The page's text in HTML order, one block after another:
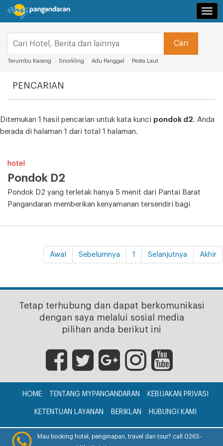
Terumbu Karang Snorkling Adu Panggal Pesta Laut
PENCARIAN
Ditemukan 1 hasil pencarian untuk kata kunci pondok d2. Anda
berada di halaman 1 dari total 1 halaman.
hotel
Pondok D2
Pondok D2 yang terletak hanya 5 menit dari Pantai Barat
Pangandaran memberikan kenyamanan tersendiri bagi
Awal Sebelumnya 1 Selanjutnya Akhir
Tetap terhubung dan dapat berkomunikasi
dengan saya melalui sosial media
pilihan anda berikut ini
HOME TENTANG MYPANGANDARAN KEBIJAKAN PRIVASI
KETENTUAN LAYANAN BERIKLAN HUBUNGI KAMI
CV. myPangandaran © 2017
Mau booking hotel, penginapan, travel dan tour? call 0265-